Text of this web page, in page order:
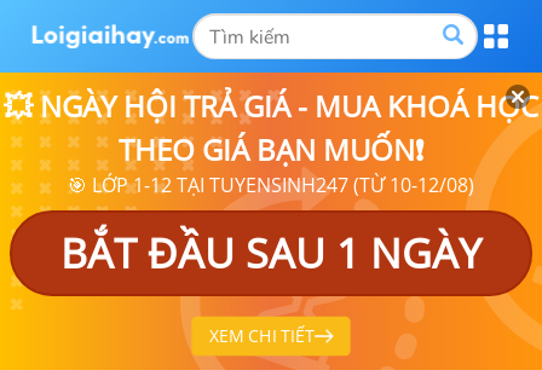
💥 NGÀY HỘI TRẢ GIÁ - MUA KHOÁ HỌC
THEO GIÁ BẠN MUỐN❗
🎯 LỚP 1-12 TẠI TUYENSINH247 (TỪ 10-12/08)
BẮT ĐẦU SAU 1 NGÀY
XEM CHI TIẾT